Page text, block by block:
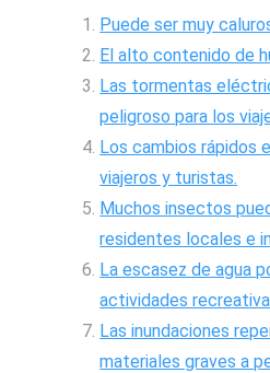
Puede ser muy
El alto contenido de
Las tormentas
peligroso para los
Los cambios rápidos
viajeros y turistas.
Muchos insectos
residentes locales e
La escasez de agua
actividades
Las inundaciones
materiales graves a